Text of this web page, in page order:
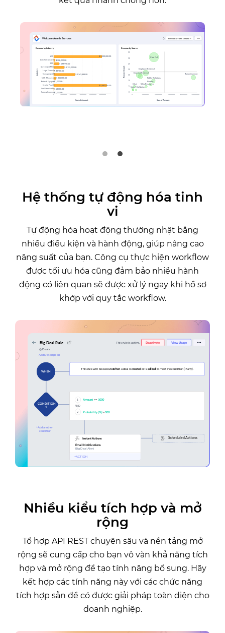
Hệ thống tự động hóa tinh
vi
Tự động hóa hoạt động thường nhật bằng
nhiều điều kiện và hành động, giúp nâng cao
năng suất của bạn. Công cụ thực hiện workflow
được tối ưu hóa cũng đảm bảo nhiều hành
động có liên quan sẽ được xử lý ngay khi hồ sơ
khớp với quy tắc workflow.
Nhiều kiểu tích hợp và mở
rộng
Tổ hợp API REST chuyên sâu và nền tảng mở
rộng sẽ cung cấp cho bạn vô vàn khả năng tích
hợp và mở rộng để tạo tính năng bổ sung. Hãy
kết hợp các tính năng này với các chức năng
tích hợp sẵn để có được giải pháp toàn diện cho
doanh nghiệp.